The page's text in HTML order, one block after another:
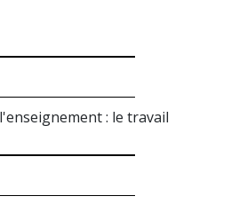
: le travail